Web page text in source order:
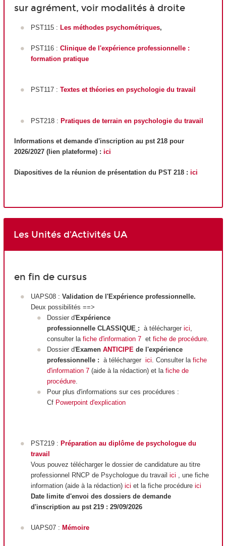
sur agrément, voir modalités à droite
PST115 : Les méthodes psychométriques,
PST116 : Clinique de l'expérience professionnelle :
formation pratique
PST117 : Textes et théories en psychologie du travail
PST218 : Pratiques de terrain en psychologie du travail
Informations et demande d'inscription au pst 218 pour
2026/2027 (lien plateforme) : ici
Diapositives de la réunion de présentation du PST 218 : ici
Les Unités d'Activités UA
en fin de cursus
UAPS08 : Validation de l'Expérience professionnelle.
Deux possibilités ==>
Dossier d'Expérience
professionnelle CLASSIQUE : à télécharger ici,
consulter la fiche d'information 7 et fiche de procédure.
Dossier d'Examen ANTICIPE de l'expérience
professionnelle : à télécharger ici. Consulter la fiche
d'information 7 (aide à la rédaction) et la fiche de
procédure.
Pour plus d'informations sur ces procédures :
Cf Powerpoint d'explication
PST219 : Préparation au diplôme de psychologue du
travail
Vous pouvez télécharger le dossier de candidature au titre
professionnel RNCP de Psychologue du travail ici , une fiche
information (aide à la rédaction) ici et la fiche procédure ici
Date limite d'envoi des dossiers de demande
d'inscription au pst 219 : 29/09/2026
UAPS07 : Mémoire